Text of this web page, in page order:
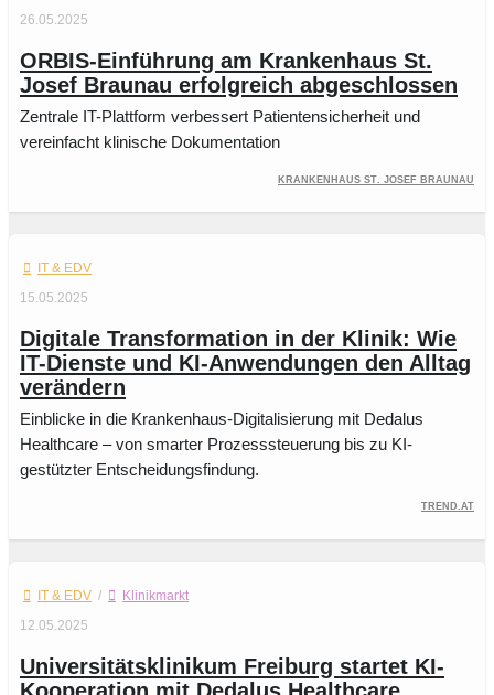
26.05.2025
ORBIS-Einführung am Krankenhaus St.
Josef Braunau erfolgreich abgeschlossen
Zentrale IT-Plattform verbessert Patientensicherheit und
vereinfacht klinische Dokumentation
Krankenhaus St. Josef Braunau
IT & EDV
15.05.2025
Digitale Transformation in der Klinik: Wie
IT-Dienste und KI-Anwendungen den Alltag
verändern
Einblicke in die Krankenhaus-Digitalisierung mit Dedalus
Healthcare – von smarter Prozesssteuerung bis zu KI-
gestützter Entscheidungsfindung.
trend.at
IT & EDV /
Klinikmarkt
12.05.2025
Universitätsklinikum Freiburg startet KI-